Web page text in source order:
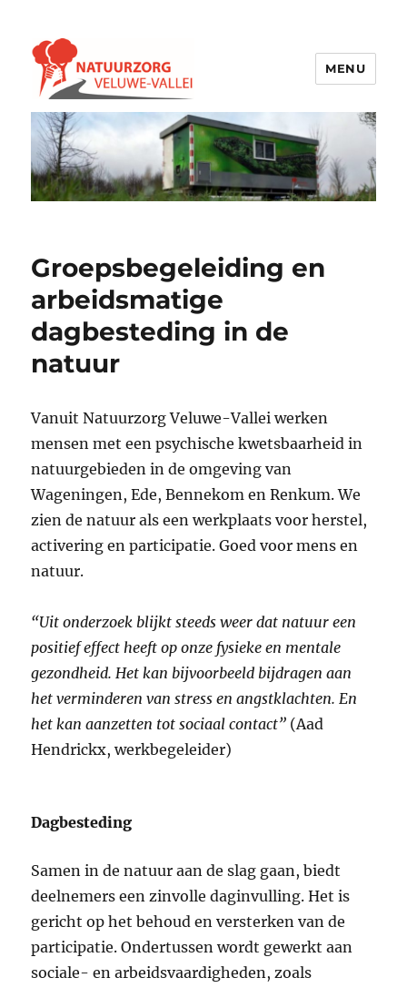
Natuurzorg Veluwe-Vallei
MENU
Groepsbegeleiding en
arbeidsmatige
dagbesteding in de
natuur
Vanuit Natuurzorg Veluwe-Vallei werken
mensen met een psychische kwetsbaarheid in
natuurgebieden in de omgeving van
Wageningen, Ede, Bennekom en Renkum. We
zien de natuur als een werkplaats voor herstel,
activering en participatie. Goed voor mens en
natuur.
“Uit onderzoek blijkt steeds weer dat natuur een
positief effect heeft op onze fysieke en mentale
gezondheid. Het kan bijvoorbeeld bijdragen aan
het verminderen van stress en angstklachten. En
het kan aanzetten tot sociaal contact” (Aad
Hendrickx, werkbegeleider)
Dagbesteding
Samen in de natuur aan de slag gaan, biedt
deelnemers een zinvolle daginvulling. Het is
gericht op het behoud en versterken van de
participatie. Ondertussen wordt gewerkt aan
sociale- en arbeidsvaardigheden, zoals